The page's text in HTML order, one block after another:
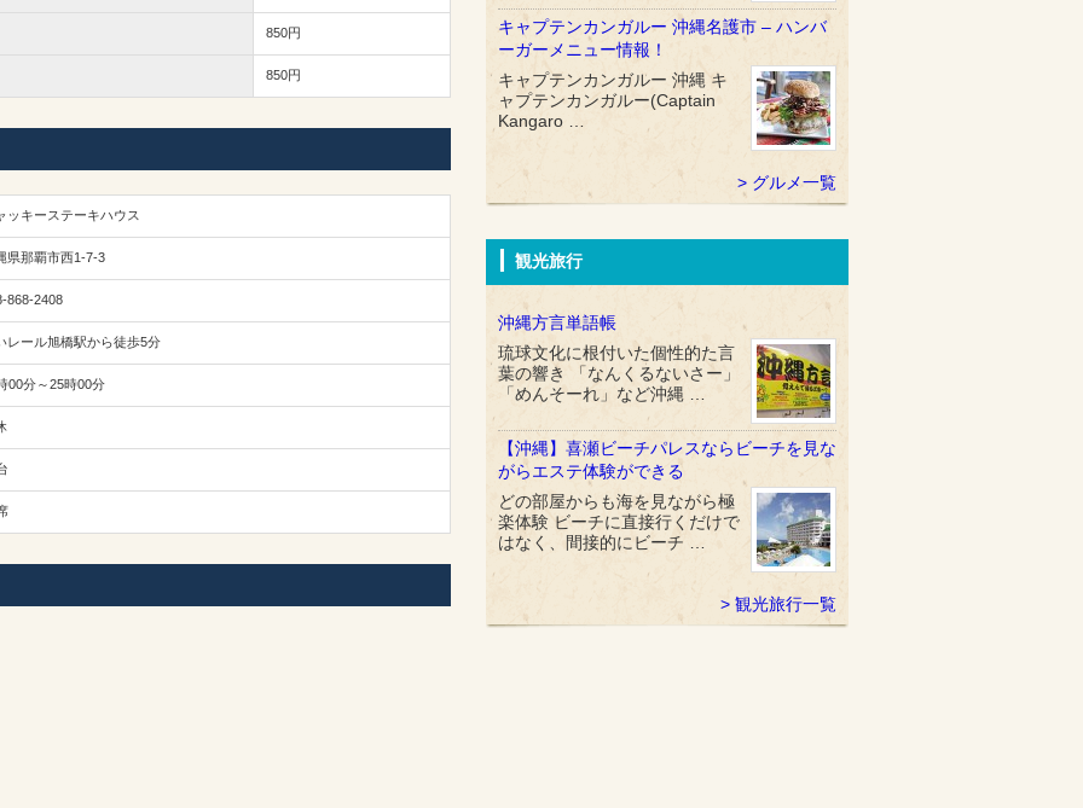
850円
850円
ッキーステーキハウス
県那覇市西1-7-3
868-2408
レール旭橋駅から徒歩5分
00分～25時00分
キャプテンカンガルー 沖縄名護市 – ハンバ
ーガーメニュー情報！
キャプテンカンガルー 沖縄 キ
ャプテンカンガルー(Captain
Kangaro …
グルメ一覧
観光旅行
沖縄方言単語帳
琉球文化に根付いた個性的た言
葉の響き 「なんくるないさー」
「めんそーれ」など沖縄 …
【沖縄】喜瀬ビーチパレスならビーチを見な
がらエステ体験ができる
どの部屋からも海を見ながら極
楽体験 ビーチに直接行くだけで
はなく、間接的にビーチ …
観光旅行一覧